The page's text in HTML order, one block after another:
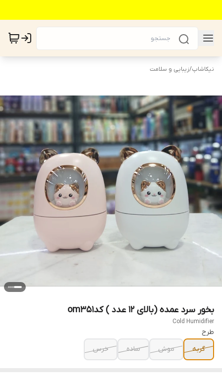
نیکاشاپ/زیبایی و سلامت
بخور سرد عمده (بالای ۱۲ عدد ) کدom351
Cold Humidifier
طرح
گربه
موش ساده خرس